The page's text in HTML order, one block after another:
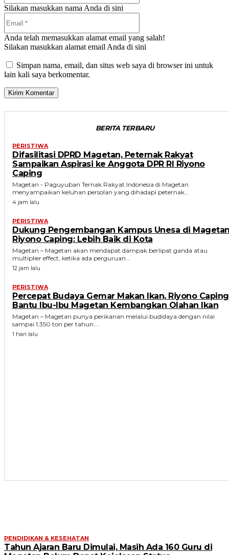
Silakan masukkan nama Anda di sini
Anda telah memasukkan alamat email yang salah!
Silakan masukkan alamat email Anda di sini
Simpan nama, email, dan situs web saya di browser ini untuk
lain kali saya berkomentar.
BERITA TERBARU
PERISTIWA
Difasilitasi DPRD Magetan, Peternak Rakyat
Sampaikan Aspirasi ke Anggota DPR RI Riyono
Caping
Magetan - Paguyuban Ternak Rakyat Indonesia di Magetan
menyampaikan keluhan persolan yang dihadapi peternak...
4 jam lalu
PERISTIWA
Dukung Pengembangan Kampus Unesa di
Riyono Caping: Lebih Baik di Kota
Magetan – Magetan akan mendapat dampak berlipat ganda atau
multiplier effect, ketika ada perguruan...
12 jam lalu
PERISTIWA
Percepat Budaya Gemar Makan Ikan, Riyono Caping
Bantu Ibu-Ibu Magetan Kembangkan Olahan Ikan
Magetan – Magetan punya perikanan melalui budidaya dengan nilai
sampai 1.350 ton per tahun....
1 hari lalu
PENDIDIKAN & KESEHATAN
Tahun Ajaran Baru Dimulai, Masih Ada 160 Guru di